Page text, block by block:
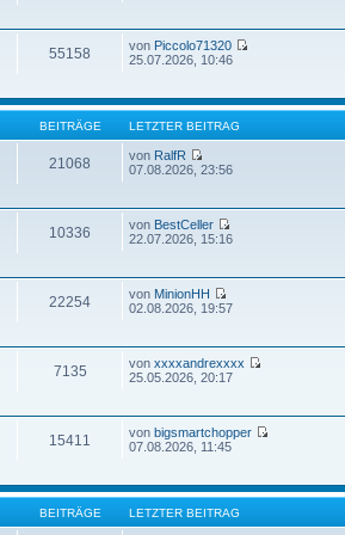
55158 von Piccolo71320
25.07.2026, 10:46
BEITRÄGE LETZTER BEITRAG
21068 von RalfR
07.08.2026, 23:56
10336 von BestCeller
22.07.2026, 15:16
22254 von MinionHH
02.08.2026, 19:57
7135 vonxxxxandrexxxx
25.05.2026, 20:17
15411 vonbigsmartchopper
07.08.2026, 11:45
BEITRÄGE LETZTER BEITRAG